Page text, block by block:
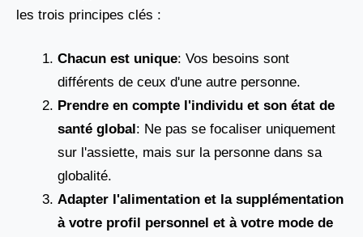
les trois principes clés :
Chacun est unique: Vos besoins sont
différents de ceux d'une autre personne.
Prendre en compte l'individu et son état de
santé global : Ne pas se focaliser uniquement
sur l'assiette, mais sur la personne dans sa
globalité.
Adapter l'alimentation et la supplémentation
à votre profil personnel et à votre mode de